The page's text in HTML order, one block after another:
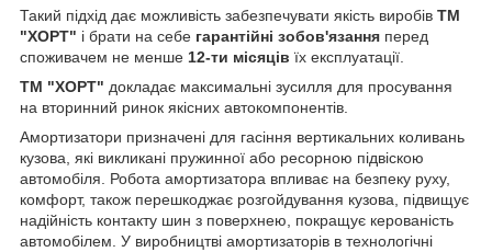
Такий підхід дає можливість забезпечувати якість виробів ТМ
"ХОРТ" і брати на себе гарантійні зобов'язання перед
споживачем не менше 12-ти місяців їх експлуатації.
TM "ХОРТ" докладає максимальні зусилля для просування
на вторинний ринок якісних автокомпонентів.
Амортизатори призначені для гасіння вертикальних коливань
кузова, які викликані пружинної або ресорною підвіскою
автомобіля. Робота амортизатора впливає на безпеку руху,
комфорт, також перешкоджає розгойдування кузова, підвищує
надійність контакту шин з поверхнею, покращує керованість
автомобілем. У виробництві амортизаторів в технологічні